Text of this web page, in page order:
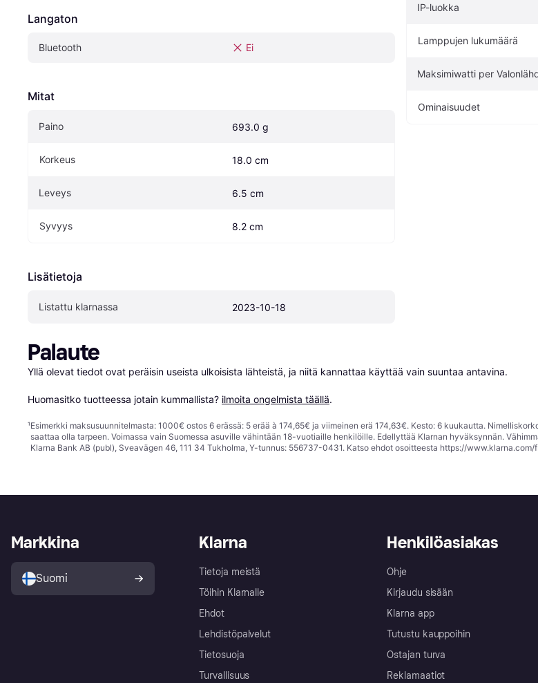
Langaton
Bluetooth Ei
Mitat
Paino 693.0 g
Korkeus 18.0 cm
Leveys 6.5 cm
Syvyys 8.2 cm
Lisätietoja
Listattu klarnassa 2023-10-18
IP-luokka
Lamppujen lukumäärä
Maksimiwatti per
Ominaisuudet
Palaute
Yllä olevat tiedot ovat peräisin useista ulkoisista lähteistä, ja niitä kannattaa käyttää vain suuntaa antavina.
Huomasitko tuotteessa jotain kummallista? ilmoita ongelmista täällä.
¹Esimerkki maksusuunnitelmasta: 1000€ ostos 6 erässä: 5 erää à 174,65€ ja viimeinen erä 174,63€. Kesto: 6 kuukautta.
saattaa olla tarpeen. Voimassa vain Suomessa asuville vähintään 18-vuotiaille henkilöille. Edellyttää Klarnan hyväksynnän.
Klarna Bank AB (publ), Sveavägen 46, 111 34 Tukholma, Y-tunnus: 556737-0431. Katso ehdot osoitteesta https://www.klarna.com/
Klarna
Tietoja meistä
Töihin Klarnalle
Ehdot
Lehdistöpalvelut
Tietosuoja
Turvallisuus
Henkilöasiakas
Ohje
Kirjaudu sisään
Klarna app
Tutustu kauppoihin
Ostajan turva
Reklamaatiot
Markkina
Suomi